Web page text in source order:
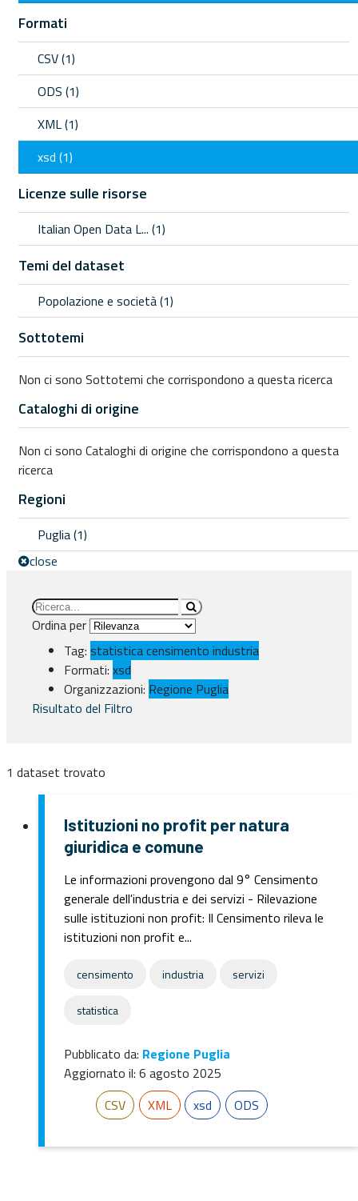
Formati
CSV (1)
ODS (1)
XML (1)
xsd (1)
Licenze sulle risorse
Italian Open Data L... (1)
Temi del dataset
Popolazione e società (1)
Sottotemi
Non ci sono Sottotemi che corrispondono a questa ricerca
Cataloghi di origine
Non ci sono Cataloghi di origine che corrispondono a questa
ricerca
Regioni
Puglia (1)
close
Ordina per
Tag: statisticacensimento industria
Formati: xsd
Organizzazioni: Regione Puglia
Risultato del Filtro
1 dataset trovato
Istituzioni no profit per natura
giuridica e comune
Le informazioni provengono dal 9° Censimento
generale dell'industria e dei servizi - Rilevazione
sulle istituzioni non profit: Il Censimento rileva le
istituzioni non profit e...
censimento industria servizi
statistica
Pubblicato da: Regione Puglia
Aggiornato il: 6 agosto 2025
CSV
XML xsd ODS